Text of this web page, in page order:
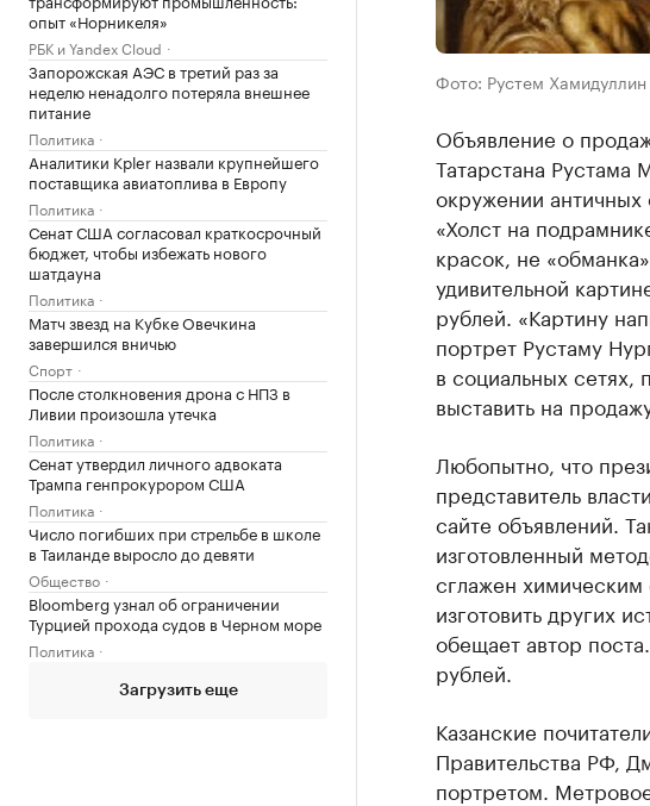
опыт «Норникеля»
РБК и Yandex Cloud
Запорожская АЭС в третий раз за
неделю ненадолго потеряла внешнее
питание
Политика
Аналитики Kpler назвали крупнейшего
поставщика авиатоплива в Европу
Политика
Сенат США согласовал краткосрочный
бюджет, чтобы избежать нового
шатдауна
Политика
Матч звезд на Кубке Овечкина
завершился вничью
Спорт
После столкновения дрона с НПЗ в
Ливии произошла утечка
Политика
Сенат утвердил личного адвоката
Трампа генпрокурором США
Политика
Число погибших при стрельбе в школе
в Таиланде выросло до девяти
Общество
Bloomberg узнал об ограничении
Турцией прохода судов в Черном море
Политика
Загрузить еще
Фото: Рустем Хамидуллин
Объявление о
Татарстана Рустама
окружении античных
«Холст на
красок, не
удивительной
рублей. «Картину
портрет Рустаму
в социальных сетях,
выставить на
Любопытно, что
представитель
сайте объявлений.
изготовленный
сглажен химическим
изготовить других
обещает автор
рублей.
Казанские
Правительства РФ,
портретом.